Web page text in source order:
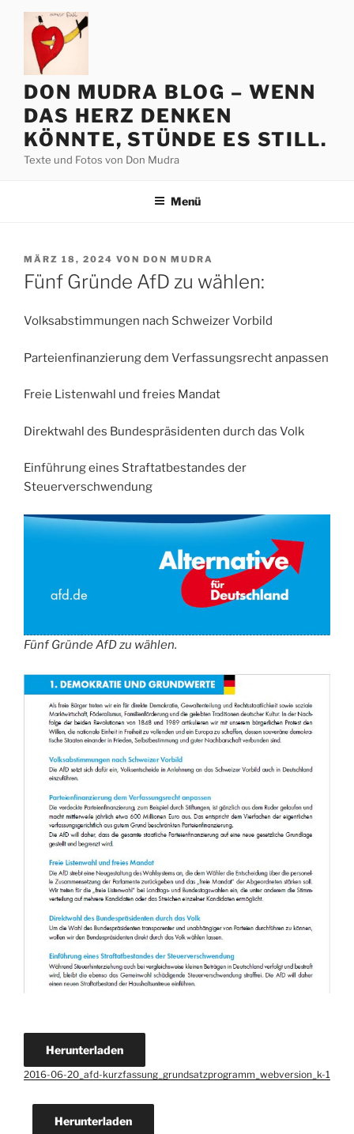
Zum
springen
DON MUDRA BLOG – WENN
DAS HERZ DENKEN
KÖNNTE, STÜNDE ES STILL.
Texte und Fotos von Don Mudra
Menü
VERÖFFENTLICHT
AM
MÄRZ 18, 2024 VON DON MUDRA
Fünf Gründe AfD zu wählen:
Volksabstimmungen nach Schweizer Vorbild
Parteienfinanzierung dem Verfassungsrecht anpassen
Freie Listenwahl und freies Mandat
Direktwahl des Bundespräsidenten durch das Volk
Einführung eines Straftatbestandes der
Steuerverschwendung
Fünf Gründe AfD zu wählen.
Herunterladen
2016-06-20_afd-kurzfassung_grundsatzprogramm_webversion_k-1
Herunterladen